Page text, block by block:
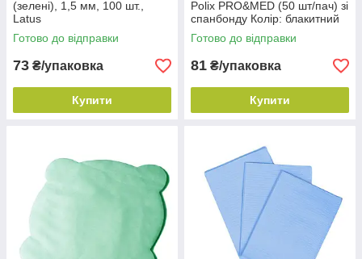
(зелені), 1,5 мм, 100 шт.,
Latus
Готово до відправки
73 ₴/упаковка
Купити
Polix PRO&MED (50 шт/пач) зі
спанбонду Колір: блакитний
Готово до відправки
81 ₴/упаковка
Купити